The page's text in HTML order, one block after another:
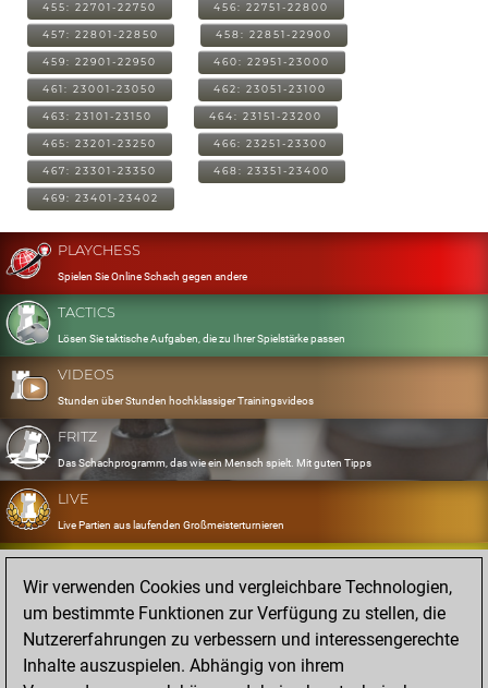
455: 22701-22750 456: 22751-22800
457: 22801-22850 458: 22851-22900
459: 22901-22950 460: 22951-23000
461: 23001-23050 462: 23051-23100
463: 23101-23150 464: 23151-23200
465: 23201-23250 466: 23251-23300
467: 23301-23350 468: 23351-23400
469: 23401-23402
PLAYCHESS
Spielen Sie Online Schach gegen andere
TACTICS
Lösen Sie taktische Aufgaben, die zu Ihrer Spielstärke passen
VIDEOS
Stunden über Stunden hochklassiger Trainingsvideos
FRITZ
Das Schachprogramm, das wie ein Mensch spielt. Mit guten Tipps
LIVE
Live Partien aus laufenden Großmeisterturnieren
OPENINGS
Erfassen und Üben Sie Ihr Eröffnungsrepertoire
DATABASE
Acht Millionen starke Partien
Wir verwenden Cookies und vergleichbare Technologien,
um bestimmte Funktionen zur Verfügung zu stellen, die
Nutzererfahrungen zu verbessern und interessengerechte
Inhalte auszuspielen. Abhängig von ihrem